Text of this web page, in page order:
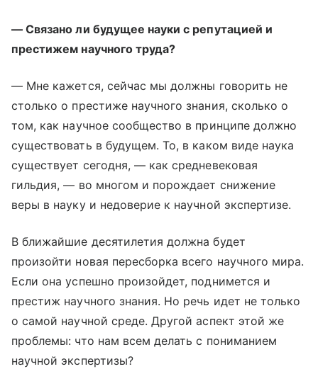
— Связано ли будущее науки с репутацией и
престижем научного труда?
— Мне кажется, сейчас мы должны говорить не
столько о престиже научного знания, сколько о
том, как научное сообщество в принципе должно
существовать в будущем. То, в каком виде наука
существует сегодня, — как средневековая
гильдия, — во многом и порождает снижение
веры в науку и недоверие к научной экспертизе.
В ближайшие десятилетия должна будет
произойти новая пересборка всего научного мира.
Если она успешно произойдет, поднимется и
престиж научного знания. Но речь идет не только
о самой научной среде. Другой аспект этой же
проблемы: что нам всем делать с пониманием
научной экспертизы?